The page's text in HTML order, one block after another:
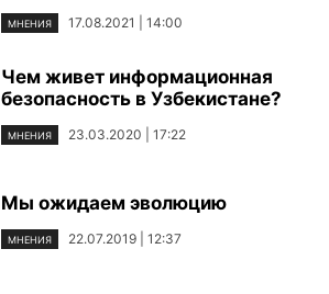
МНЕНИЯ 17.08.2021 | 14:00
Чем живет информационная
безопасность в Узбекистане?
МНЕНИЯ 23.03.2020 | 17:22
Мы ожидаем эволюцию
МНЕНИЯ 22.07.2019 | 12:37